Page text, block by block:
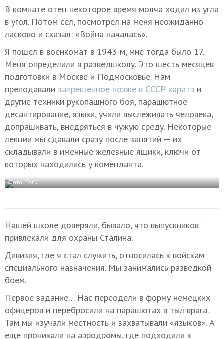
В комнате отец некоторое время молча ходил из угла
в угол. Потом сел, посмотрел на меня неожиданно
ласково и сказал: «Война началась».
Я пошел в военкомат в 1943-м, мне тогда было 17.
Меня определили в разведшколу. Это шесть месяцев
подготовки в Москве и Подмосковье. Нам
преподавали запрещенное позже в СССР каратэ и
другие техники рукопашного боя, парашютное
десантирование, языки, учили выслеживать человека,
допрашивать, внедряться в чужую среду. Некоторые
лекции мы сдавали сразу после занятий — их
складывали в именные железные ящики, ключи от
которых находились у коменданта.
Фото: ТАСС
Нашей школе доверяли, бывало, что выпускников
привлекали для охраны Сталина.
Дивизия, где я стал служить, относилась к войскам
специального назначения. Мы занимались разведкой
боем.
Первое задание… Нас переодели в форму немецких
офицеров и перебросили на парашютах в тыл врага.
Там мы изучали местность и захватывали «языков». А
еще проникали на аэродромы, где подходили к